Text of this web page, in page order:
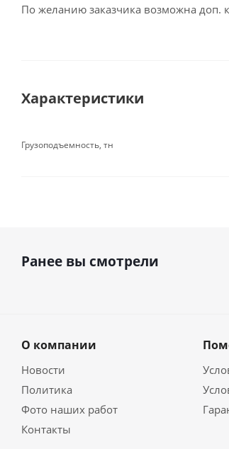
По желанию заказчика возможна
Характеристики
Грузоподъемность, тн
Ранее вы смотрели
О компании
Новости
Политика
Фото наших работ
Контакты